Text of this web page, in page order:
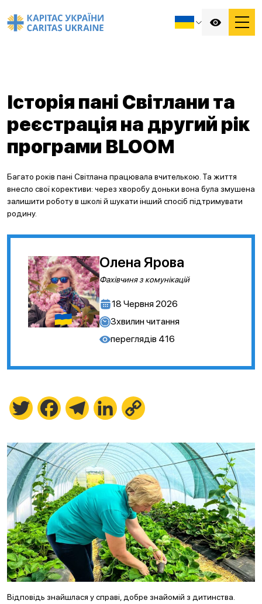
Історія пані Світлани та
реєстрація на другий рік
програми BLOOM
Багато років пані Світлана працювала вчителькою. Та життя
внесло свої корективи: через хворобу доньки вона була змушена
залишити роботу в школі й шукати інший спосіб підтримувати
родину.
Олена Ярова
Фахівчиня з комунікацій
18 Червня 2026
3хвилин читання
переглядів 416
Twitter FacebookTelegramLinkedIn
Відповідь знайшлася у справі, добре знайомій з дитинства.